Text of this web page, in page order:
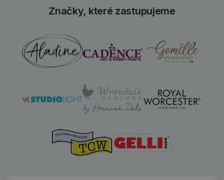
Značky, které zastupujeme